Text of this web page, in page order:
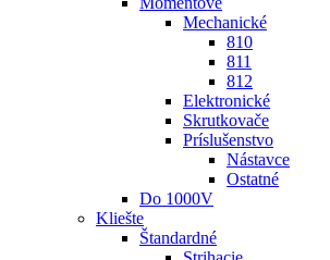
Mechanické
810
811
812
Elektronické
Skrutkovače
Príslušenstvo
Nástavce
Ostatné
Do 1000V
Kliešte
Štandardné